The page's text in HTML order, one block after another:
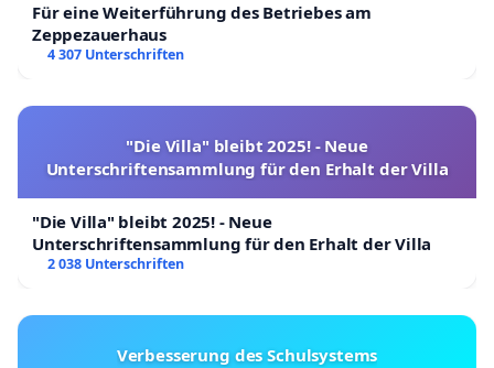
Für eine Weiterführung des Betriebes am
Zeppezauerhaus
4 307 Unterschriften
"Die Villa" bleibt 2025! - Neue
Unterschriftensammlung für den Erhalt der Villa
"Die Villa" bleibt 2025! - Neue
Unterschriftensammlung für den Erhalt der Villa
2 038 Unterschriften
Verbesserung des Schulsystems